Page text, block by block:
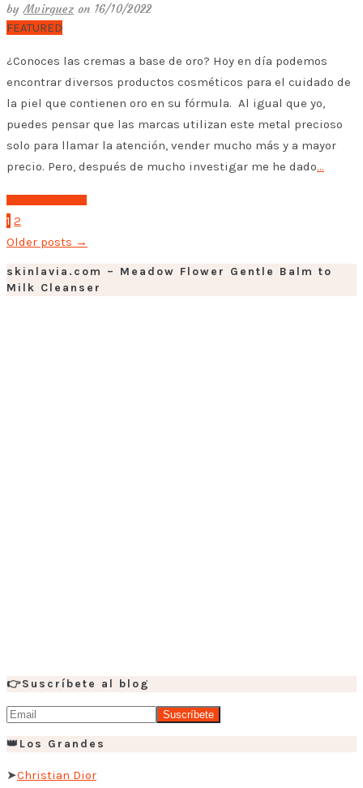
byMvirguez on 16/10/2022
FEATURED
¿Conoces las cremas a base de oro? Hoy en día podemos
encontrar diversos productos cosméticos para el cuidado de
la piel que contienen oro en su fórmula. Al igual que yo,
puedes pensar que las marcas utilizan este metal precioso
solo para llamar la atención, vender mucho más y a mayor
precio. Pero, después de mucho investigar me he dado…
1 2
Older posts →
skinlavia.com – Meadow Flower Gentle Balm to
Milk Cleanser
👉Suscríbete al blog
👑Los Grandes
➤Christian Dior